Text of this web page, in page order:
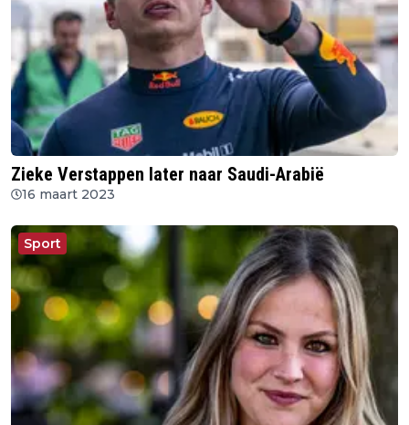
Zieke Verstappen later naar Saudi-Arabië
16 maart 2023
Sport